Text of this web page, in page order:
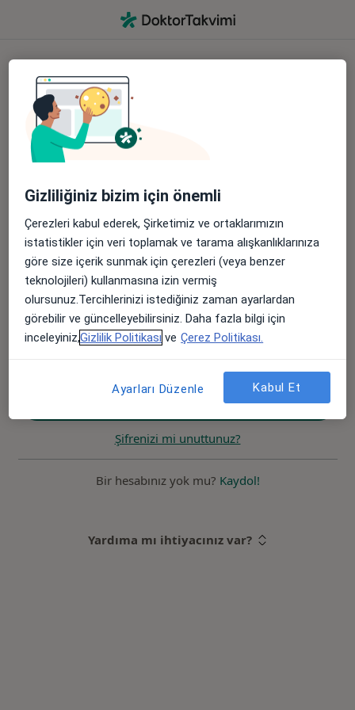
Hesabınıza giriş yapın
Sosyal medya aracılığıyla
Google ile devam et
Apple ile devam et
veya
Giriş formu aracılığıyla
Şifrenizi mi unuttunuz?
Bir hesabınız yok mu? Kaydol!
Yardıma mı ihtiyacınız var?
Gizliliğiniz bizim için önemli
Çerezleri kabul ederek, Şirketimiz ve ortaklarımızın
istatistikler için veri toplamak ve tarama alışkanlıklarınıza
göre size içerik sunmak için çerezleri (veya benzer
teknolojileri) kullanmasına izin vermiş
olursunuz.Tercihlerinizi istediğiniz zaman ayarlardan
görebilir ve güncelleyebilirsiniz. Daha fazla bilgi için
inceleyiniz,Gizlilik Politikası ve Çerez Politikası.
Ayarları Düzenle Kabul Et